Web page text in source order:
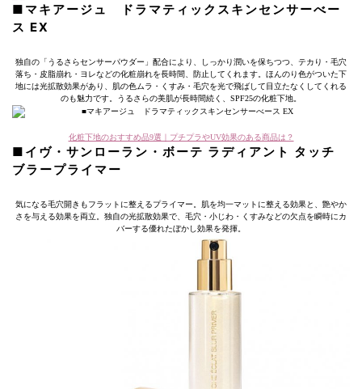
■マキアージュ ドラマティックスキンセンサーべー
ス EX
独自の「うるさらセンサーパウダー」配合により、しっかり潤いを保ちつつ、テカり・毛穴
落ち・皮脂崩れ・ヨレなどの化粧崩れを長時間、防止してくれます。ほんのり色がついた下
地には光拡散効果があり、肌の色ムラ・くすみ・毛穴を光で飛ばして目立たなくしてくれる
のも魅力です。うるさらの美肌が長時間続く、SPF25の化粧下地。
化粧下地のおすすめ品9選｜プチプラやUV効果のある商品は？
■イヴ・サンローラン・ボーテ ラディアント タッチ
ブラープライマー
気になる毛穴開きもフラットに整えるプライマー。肌を均一マットに整える効果と、艶やか
さを与える効果を両立。独自の光拡散効果で、毛穴・小じわ・くすみなどの欠点を瞬時にカ
バーする優れたぼかし効果を発揮。